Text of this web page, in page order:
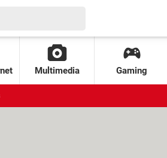
Multimedia Gaming